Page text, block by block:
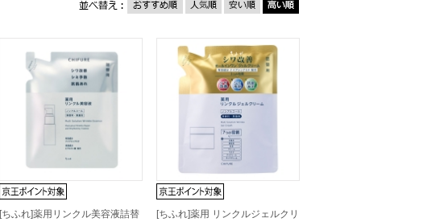
[ちふれ]薬用リンクル美容液詰替
[ちふれ]薬用 リンクルジェルクリ